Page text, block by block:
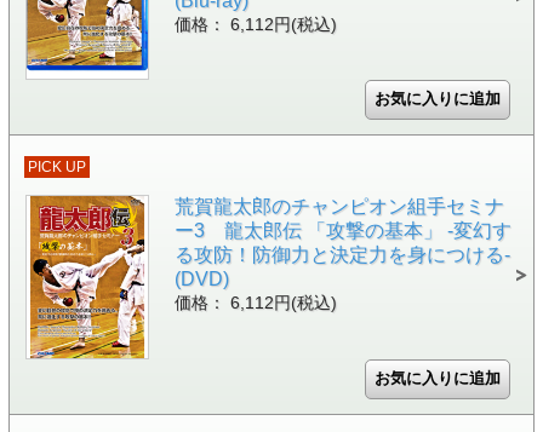
価格： 6,112円(税込)
PICK UP
荒賀龍太郎のチャンピオン組手セミナ
ー3 龍太郎伝 「攻撃の基本」 -変幻す
る攻防！防御力と決定力を身につける-
(DVD)
価格： 6,112円(税込)